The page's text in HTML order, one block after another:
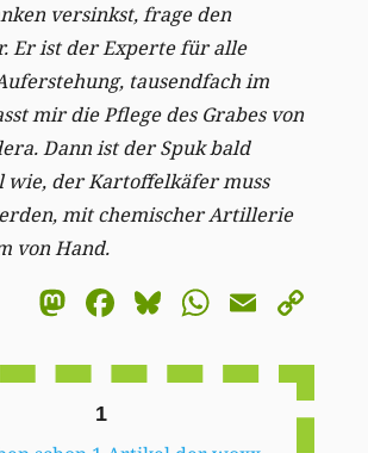
versinkst, frage den
Er ist der Experte für alle
tausendfach im
mir die Pflege des Grabes von
Dann ist der Spuk bald
wie, der Kartoffelkäfer muss
mit chemischer Artillerie
von Hand.
Mastodon
Facebook
BlueskyEmail
1